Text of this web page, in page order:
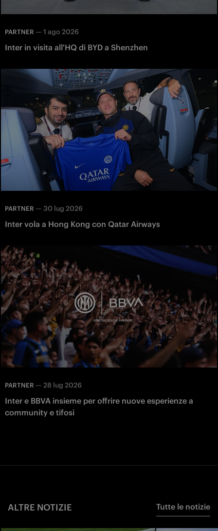
PARTNER — 1 ago 2026
Inter in visita all'HQ di BYD a Shenzhen
PARTNER — 30 lug 2026
Inter vola a Hong Kong con Qatar Airways
PARTNER — 28 lug 2026
Inter e BBVA insieme per offrire nuove esperienze a
community e tifosi
ALTRE NOTIZIE Tutte le notizie